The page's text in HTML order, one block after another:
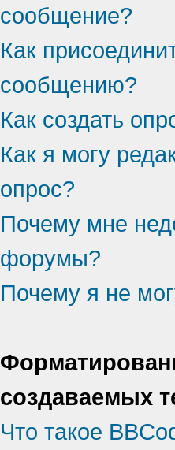
сообщение?
Как
сообщению?
Как создать
Как я могу
опрос?
Почему мне
форумы?
Почему я не
создаваемых
Что такое